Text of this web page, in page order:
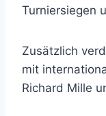
Turniersiegen
Zusätzlich
mit
Richard Mille